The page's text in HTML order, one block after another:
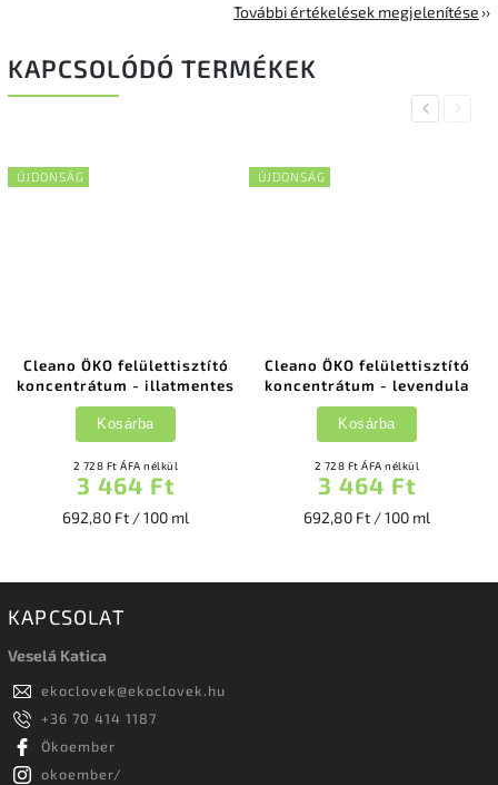
További értékelések megjelenítése
KAPCSOLÓDÓ TERMÉKEK
Previous
ÚJDONSÁG
Cleano ÖKO felülettisztító
koncentrátum - illatmentes
2 728 Ft ÁFA nélkül
3 464 Ft
692,80 Ft / 100 ml
Kosárba
ÚJDONSÁG
Cleano ÖKO felülettisztító
koncentrátum - levendula
2 728 Ft ÁFA nélkül
3 464 Ft
692,80 Ft / 100 ml
Kosárba
Next
KAPCSOLAT
Veselá Katica
ekoclovek@ekoclovek.hu
+36 70 414 1187
Ökoember
okoember/